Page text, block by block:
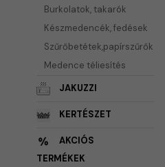
Burkolatok, takarók
Készmedencék, fedések
Szűrőbetétek,papírszűrők
Medence téliesítés
JAKUZZI
KERTÉSZET
AKCIÓS
TERMÉKEK